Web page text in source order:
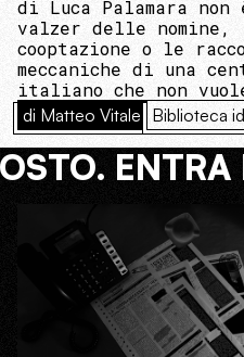
di Luca Palamara
valzer delle nomine,
cooptazione o le
meccaniche di una
italiano che non
di Matteo Vitale Biblioteca
ENTRA